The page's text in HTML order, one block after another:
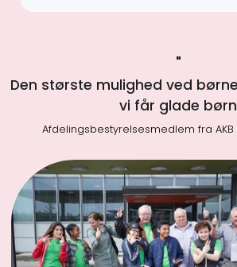
"
Den største mulighed ved
vi får glade børn
Afdelingsbestyrelsesmedlem fra